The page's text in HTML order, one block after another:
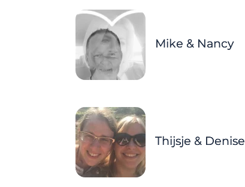
Mike & Nancy
Thijsje & Denise